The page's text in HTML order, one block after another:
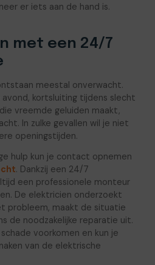
er iets aan de hand is.
met een 24/7
meestal onverwacht.
kortsluiting tijdens slecht
vreemde geluiden maakt,
In zulke gevallen wil je niet
openingstijden.
hulp kun je contact opnemen
. Dankzij een 24/7
een professionele monteur
De elektricien onderzoekt
probleem, maakt de situatie
de noodzakelijke reparatie uit.
voorkomen en kun je
van de elektrische